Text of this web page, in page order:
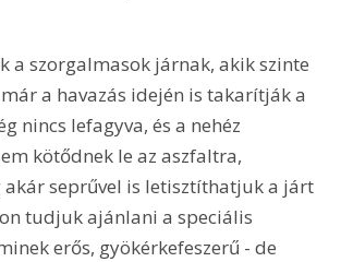
a szorgalmasok járnak, akik szinte
a havazás idején is takarítják a
nincs lefagyva, és a nehéz
kötődnek le az aszfaltra,
seprűvel is letisztíthatjuk a járt
tudjuk ajánlani a speciális
erős, gyökérkefeszerű - de